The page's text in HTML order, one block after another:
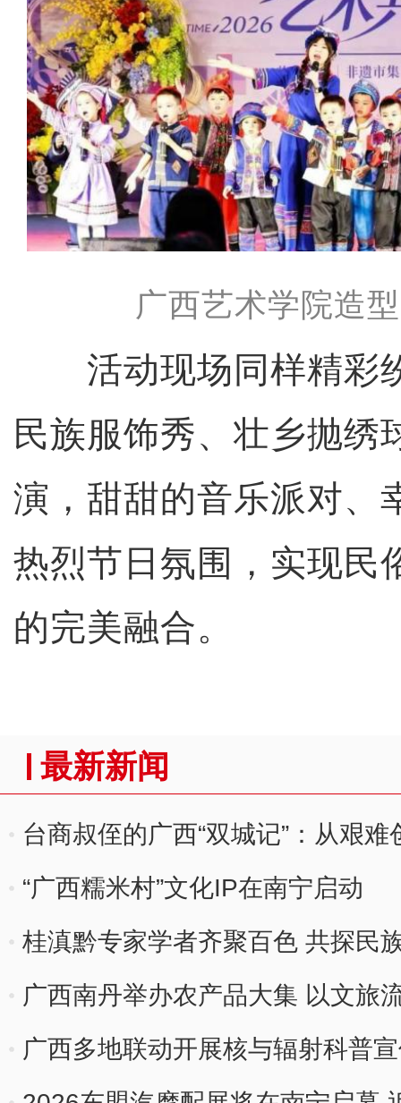
广西艺术学院造
活动现场同样精彩
民族服饰秀、壮乡抛绣
演，甜甜的音乐派对、
热烈节日氛围，实现民
的完美融合。
最新新闻
台商叔侄的广西“双城记”：从艰
“广西糯米村”文化IP在南宁启动
桂滇黔专家学者齐聚百色 共探民
广西南丹举办农产品大集 以文旅
广西多地联动开展核与辐射科普